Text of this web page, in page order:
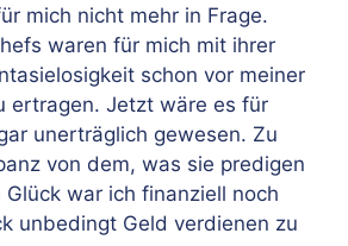
mich nicht mehr in Frage.
waren für mich mit ihrer
schon vor meiner
ertragen. Jetzt wäre es für
unerträglich gewesen. Zu
von dem, was sie predigen
war ich finanziell noch
unbedingt Geld verdienen zu